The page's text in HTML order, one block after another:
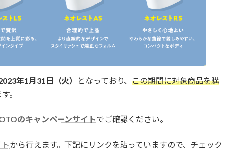
年1月31日（火） となっており、 この期間に対象商品を購
。
のキャンペーンサイトでご確認ください。
から行えます。下記にリンクを貼っていますので、チェック